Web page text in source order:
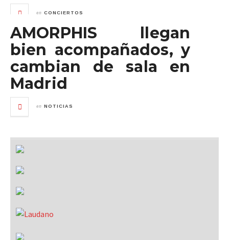
en CONCIERTOS
AMORPHIS llegan
bien acompañados, y
cambian de sala en
Madrid
en NOTICIAS